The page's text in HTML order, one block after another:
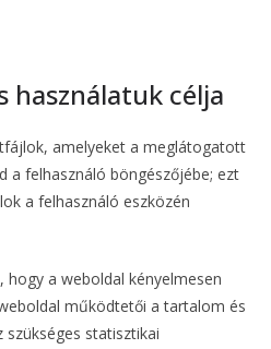
használatuk célja
amelyeket a meglátogatott
a felhasználó böngészőjébe; ezt
a felhasználó eszközén
hogy a weboldal kényelmesen
működtetői a tartalom és
statisztikai